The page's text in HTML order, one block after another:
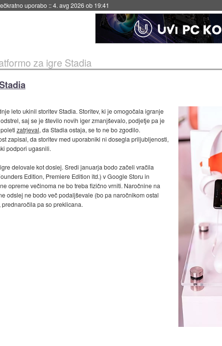
uporabo ::4. avg 2026 ob 19:41
za igre Stadia
leto ukinil storitev Stadia. Storitev, ki je omogočala igranje
saj se je število novih iger zmanjševalo, podjetje pa je
zatrjeval, da Stadia ostaja, se to ne bo zgodilo.
zapisal, da storitev med uporabniki ni dosegla priljubljenosti,
podpori ugasnili.
delovale kot doslej. Sredi januarja bodo začeli vračila
Edition, Premiere Edition itd.) v Google Storu in
opreme večinoma ne bo treba fizično vrniti. Naročnine na
odslej ne bodo več podaljševale (bo pa naročnikom ostal
pa so preklicana.